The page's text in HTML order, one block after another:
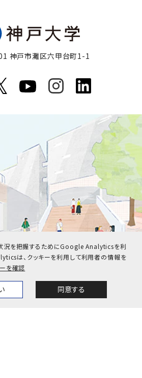
況を把握するためにGoogle Analyticsを利
は、クッキーを利用して利用者の情報を
を確認
同意する
Themes
神戸市灘区六甲台町1-1
在学生・保護者
企業・地域の方